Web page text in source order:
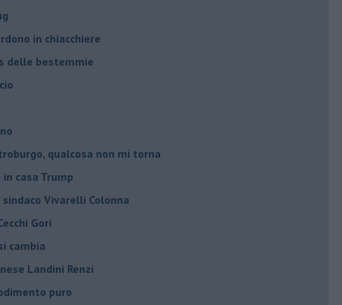
in chiacchiere
delle bestemmie
qualcosa non mi torna
casa Trump
Vivarelli Colonna
Gori
cambia
Landini Renzi
puro